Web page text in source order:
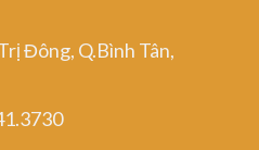
Đông, Q.Bình Tân,